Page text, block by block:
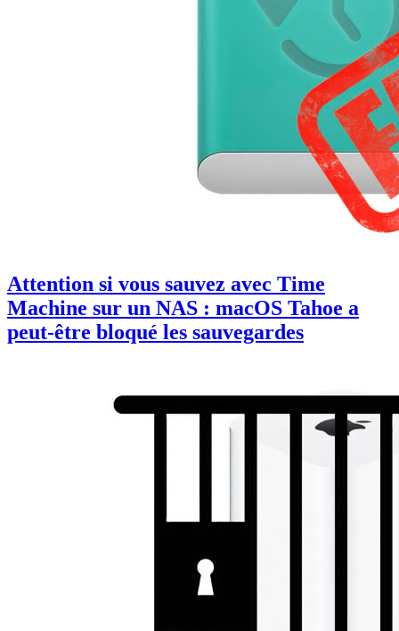
Attention si vous sauvez avec Time
Machine sur un NAS : macOS Tahoe a
peut-être bloqué les sauvegardes